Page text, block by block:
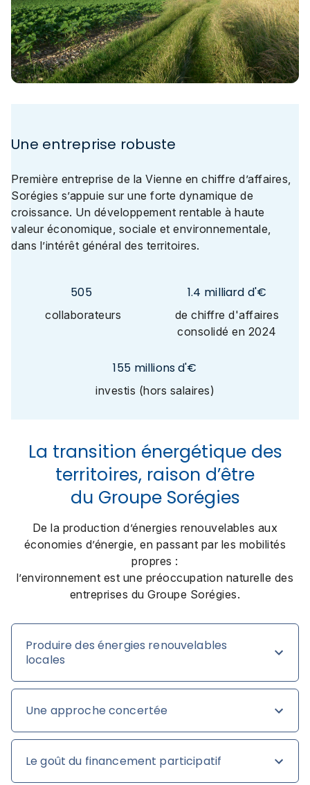
Une entreprise robuste
Première entreprise de la Vienne en chiffre d’affaires,
Sorégies s’appuie sur une forte dynamique de
croissance. Un développement rentable à haute
valeur économique, sociale et environnementale,
dans l’intérêt général des territoires.
505
collaborateurs
1.4 milliard d'€
de chiffre d'affaires
consolidé en 2024
155 millions d'€
investis (hors salaires)
La transition énergétique des
territoires, raison d’être
du Groupe Sorégies
De la production d’énergies renouvelables aux
économies d’énergie, en passant par les mobilités
propres :
l’environnement est une préoccupation naturelle des
entreprises du Groupe Sorégies.
Produire des énergies renouvelables
locales
Une approche concertée
Le goût du financement participatif